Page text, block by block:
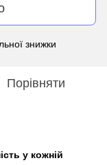
знижки
Порівняти
у кожній